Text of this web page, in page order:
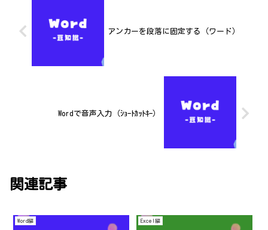
アンカーを段落に固定する（ワード）
Wordで音声入力（ｼｮｰﾄｶｯﾄｷｰ）
関連記事
Word編 Excel編